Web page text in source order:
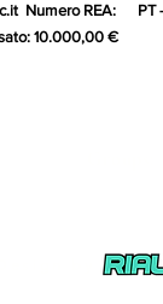
Numero REA: PT -
versato: